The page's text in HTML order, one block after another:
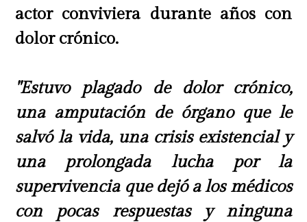
actor conviviera durante años con
dolor crónico.
"Estuvo plagado de dolor crónico,
una amputación de órgano que le
salvó la vida, una crisis existencial y
una prolongada lucha por la
supervivencia que dejó a los médicos
con pocas respuestas y ninguna